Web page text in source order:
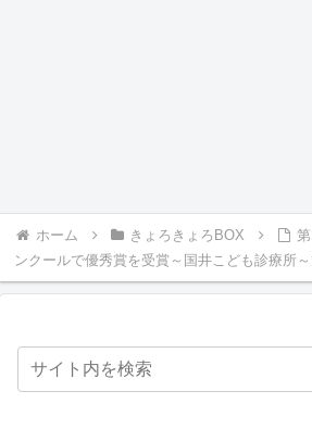
ホーム きょろきょろBOX
ンクールで優秀賞を受賞～国井こども診療所